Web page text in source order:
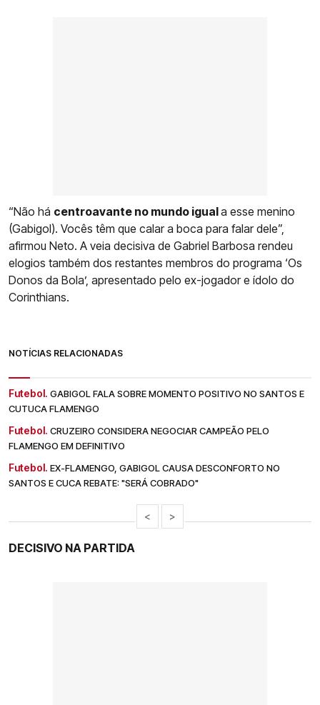
“Não há centroavante no mundo iguala esse menino
(Gabigol). Vocês têm que calar a boca para falar dele”,
afirmou Neto. A veia decisiva de Gabriel Barbosa rendeu
elogios também dos restantes membros do programa ‘Os
Donos da Bola’, apresentado pelo ex-jogador e ídolo do
Corinthians.
NOTÍCIAS RELACIONADAS
Futebol. GABIGOL FALA SOBRE MOMENTO POSITIVO NO SANTOS E
CUTUCA FLAMENGO
Futebol. CRUZEIRO CONSIDERA NEGOCIAR CAMPEÃO PELO
FLAMENGO EM DEFINITIVO
Futebol. EX-FLAMENGO, GABIGOL CAUSA DESCONFORTO NO
SANTOS E CUCA REBATE: "SERÁ COBRADO"
< >
DECISIVO NA PARTIDA